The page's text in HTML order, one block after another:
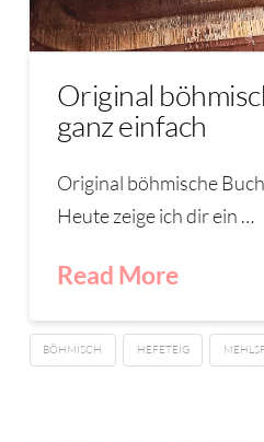
Original
ganz einfach
Original böhmische
Heute zeige ich dir ein …
Read More
BÖHMISCH HEFETEIG